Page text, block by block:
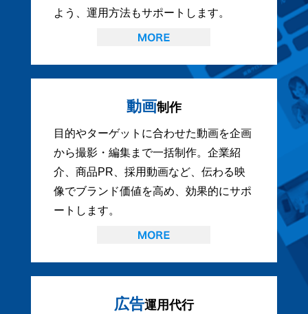
よう、運用方法もサポートします。
動画制作
目的やターゲットに合わせた動画を企画
から撮影・編集まで一括制作。企業紹
介、商品PR、採用動画など、伝わる映
像でブランド価値を高め、効果的にサポ
ートします。
広告運用代行